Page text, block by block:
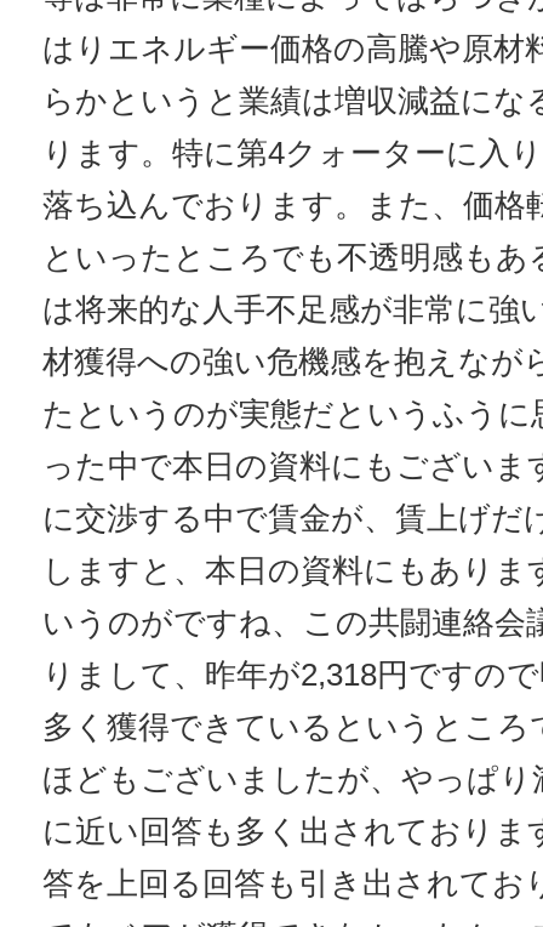
はりエネルギー価格の高騰や原材
らかというと業績は増収減益にな
ります。特に第4クォーターに入
落ち込んでおります。また、価格
といったところでも不透明感もあ
は将来的な人手不足感が非常に強
材獲得への強い危機感を抱えなが
たというのが実態だというふうに
った中で本日の資料にもございま
に交渉する中で賃金が、賃上げだ
しますと、本日の資料にもありま
いうのがですね、この共闘連絡会
りまして、昨年が2,318円ですの
多く獲得できているというところ
ほどもございましたが、やっぱり
に近い回答も多く出されておりま
答を上回る回答も引き出されてお